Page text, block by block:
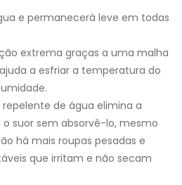
e permanecerá leve em todas
extrema graças a uma malha
a esfriar a temperatura do
de água elimina a
suor sem absorvê-lo, mesmo
há mais roupas pesadas e
que irritam e não secam